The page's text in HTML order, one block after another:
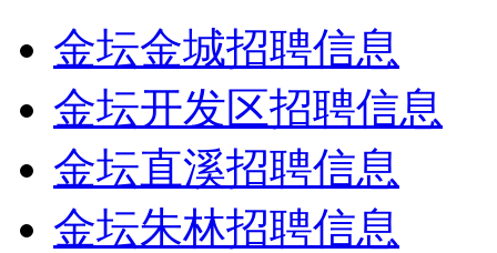
金坛金城招聘信息
金坛开发区招聘信息
金坛直溪招聘信息
金坛朱林招聘信息